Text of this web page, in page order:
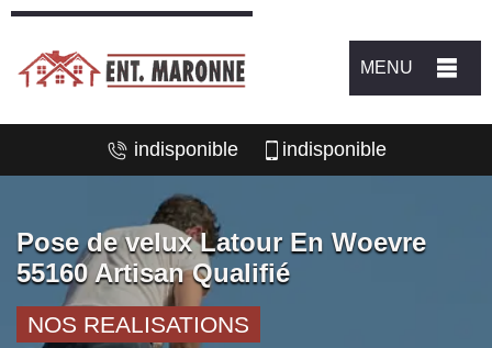
MENU
indisponible indisponible
Pose de velux Latour En Woevre
55160 Artisan Qualifié
NOS REALISATIONS